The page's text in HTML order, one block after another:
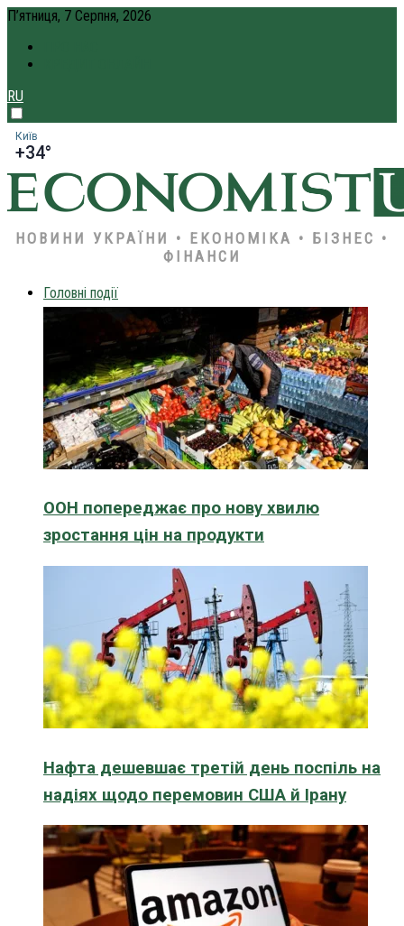
П’ятниця, 7 Серпня, 2026
RU
Київ
+34°
НОВИНИ УКРАЇНИ • ЕКОНОМІКА • БІЗНЕС •
ФІНАНСИ
Головні події
ООН попереджає про нову хвилю
зростання цін на продукти
Нафта дешевшає третій день поспіль на
надіях щодо перемовин США й Ірану